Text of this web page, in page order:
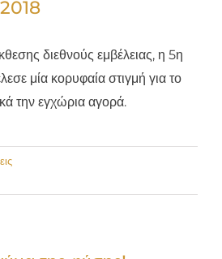
διεθνούς εμβέλειας, η 5η
μία κορυφαία στιγμή για το
την εγχώρια αγορά.